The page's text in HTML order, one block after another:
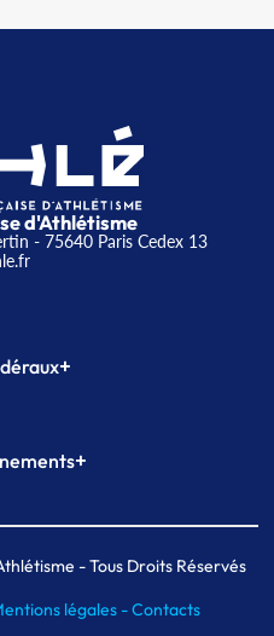
d'Athlétisme
- 75640 Paris Cedex 13
+
Formation
+
indoor
de Paris- Tous Droits Réservés
légales -Contacts